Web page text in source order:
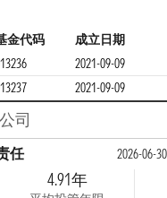
金代码
成立日期
2021-09-09
2021-09-09
司
任 2026-06-30
4.91年